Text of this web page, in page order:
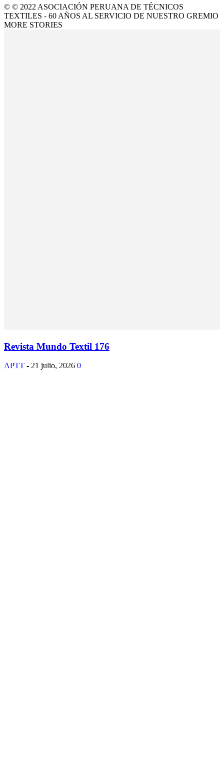
© © 2022 ASOCIACIÓN PERUANA DE TÉCNICOS
TEXTILES - 60 AÑOS AL SERVICIO DE NUESTRO GREMIO
MORE STORIES
Revista Mundo Textil 176
APTT - 21 julio, 2026 0